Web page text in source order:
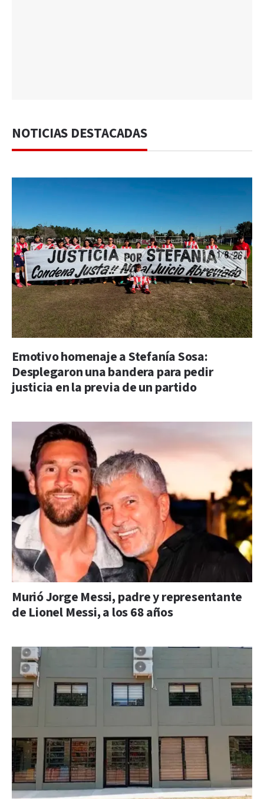
NOTICIAS DESTACADAS
Emotivo homenaje a Stefanía Sosa:
Desplegaron una bandera para pedir
justicia en la previa de un partido
Murió Jorge Messi, padre y representante
de Lionel Messi, a los 68 años